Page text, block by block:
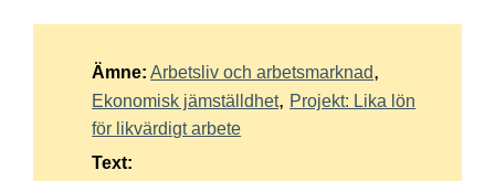
Ämne: Arbetsliv och arbetsmarknad
Ekonomisk jämställdhet
Projekt: Lika lön
för likvärdigt arbete
Text: